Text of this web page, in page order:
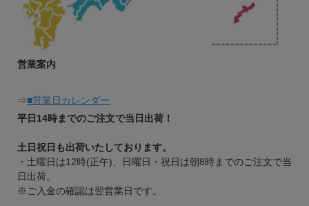
営業案内
⇒■営業日カレンダー
平日14時までのご注文で当日出荷！
土日祝日も出荷いたしております。
・土曜日は12時(正午)、日曜日・祝日は朝8時までのご注文で当
日出荷。
※ご入金の確認は翌営業日です。